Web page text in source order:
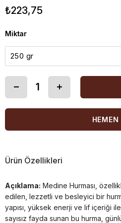
₺223,75
Miktar
Ürün Özellikleri
Açıklama: Medine Hurması,
edilen, lezzetli ve besleyici bir
yapısı, yüksek enerji ve lif içeriği ile
sayısız fayda sunan bu hurma,